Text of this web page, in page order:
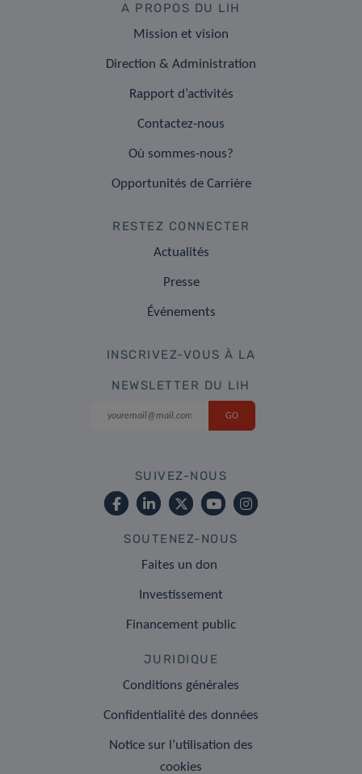
A PROPOS DU LIH
Mission et vision
Direction & Administration
Rapport d’activités
Contactez-nous
Où sommes-nous?
Opportunités de Carrière
RESTEZ CONNECTER
Actualités
Presse
Événements
INSCRIVEZ-VOUS À LA
NEWSLETTER DU LIH
SUIVEZ-NOUS
SOUTENEZ-NOUS
Faites un don
Investissement
Financement public
JURIDIQUE
Conditions générales
Confidentialité des données
Notice sur l’utilisation des
cookies